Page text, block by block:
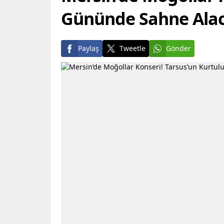
Gününde Sahne
Paylaş Tweetle Gönder